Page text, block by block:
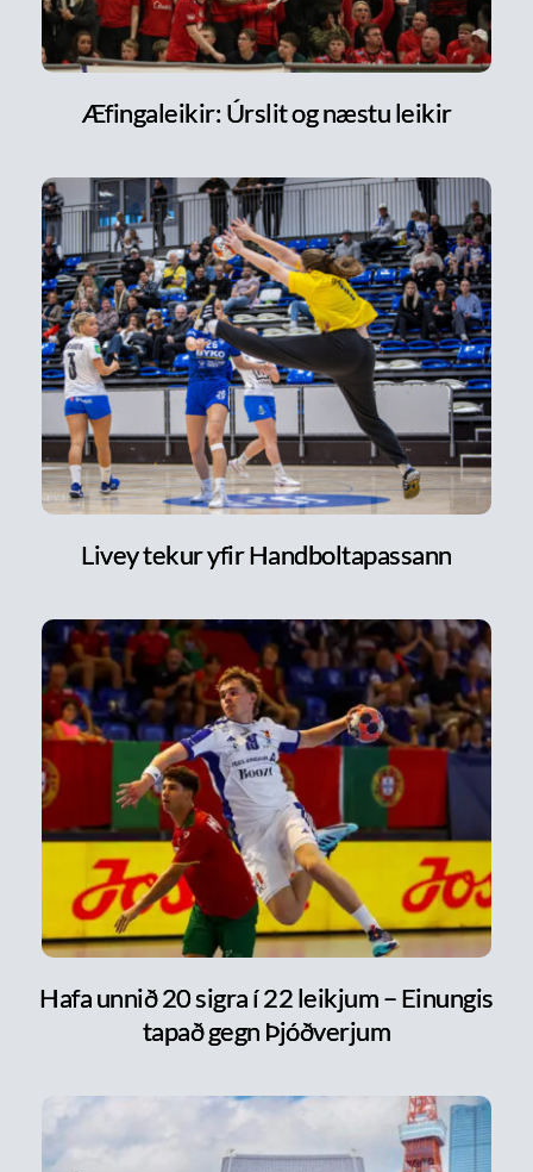
Æfingaleikir: Úrslit og næstu leikir
Livey tekur yfir Handboltapassann
Hafa unnið 20 sigra í 22 leikjum – Einungis
tapað gegn Þjóðverjum